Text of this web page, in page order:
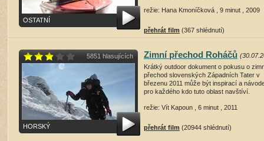
OSTATNÍ
režie: Hana Kmoníčková , 9 minut , 2009
přehrát film (367 shlédnutí)
5851 hlasujících
HORSKÝ
Zimní přechod Roháčů
Krátký outdoor dokument o pokusu o
přechod slovenských Západních Tater v
březenu 2011 může být inspirací a
pro každého kdo tuto oblast navštíví.
režie: Vít Kapoun , 6 minut , 2011
přehrát film (20944 shlédnutí)